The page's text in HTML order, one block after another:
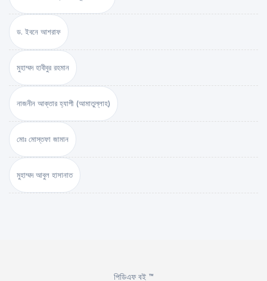
ড. ইবনে আশরাফ
মুহাম্মদ হাবীবুর রহমান
নাজনীন আক্তার হ্যাপী (আমাতুল্লাহ)
মোঃ মোস্তফা জামান
মুহাম্মদ আবুল হাসানাত
পিডিএফ বই ™